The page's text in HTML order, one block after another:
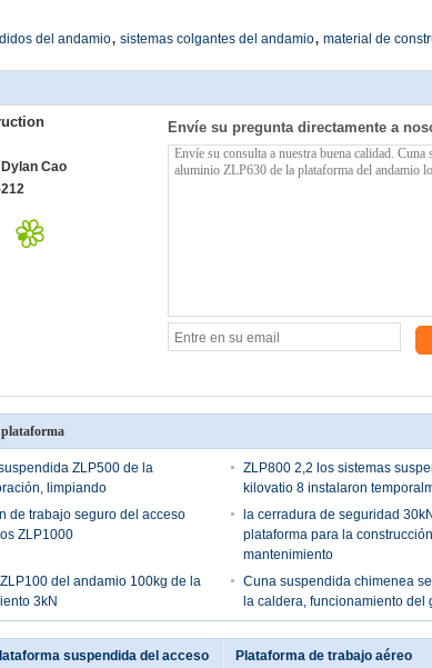
del andamio, sistemas colgantes del andamio, material de
Dylan Cao
Envíe su pregunta directamente a
ZLP500 de la
limpiando
ZLP800 2,2 los sistemas
kilovatio 8 instalaron
de trabajo seguro del acceso
ZLP1000
la cerradura de seguridad
plataforma para la
mantenimiento
del andamio 100kg de la
3kN
Cuna suspendida chimenea
la caldera, funcionamiento del
suspendida del acceso Plataforma de trabajo aéreo